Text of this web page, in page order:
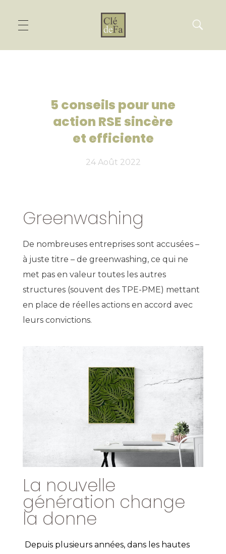
5 conseils pour une
action RSE sincère
et efficiente
24 Août 2022
Greenwashing
De nombreuses entreprises sont accusées –
à juste titre – de greenwashing, ce qui ne
met pas en valeur toutes les autres
structures (souvent des TPE-PME) mettant
en place de réelles actions en accord avec
leurs convictions.
La nouvelle
génération change
la donne
Depuis plusieurs années, dans les hautes